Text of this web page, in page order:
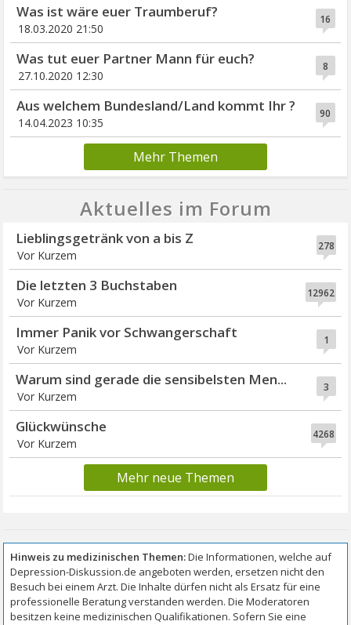
16
Was ist wäre euer Traumberuf?
18.03.2020 21:50
8
Was tut euer Partner Mann für euch?
27.10.2020 12:30
90
Aus welchem Bundesland/Land kommt Ihr ?
14.04.2023 10:35
Mehr Themen
Aktuelles im Forum
278
Lieblingsgetränk von a bis Z
Vor Kurzem
12962
Die letzten 3 Buchstaben
Vor Kurzem
1
Immer Panik vor Schwangerschaft
Vor Kurzem
3
Warum sind gerade die sensibelsten Men...
Vor Kurzem
4268
Glückwünsche
Vor Kurzem
Mehr neue Themen